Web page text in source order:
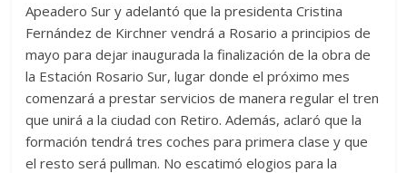
Apeadero Sur y adelantó que la presidenta Cristina
Fernández de Kirchner vendrá a Rosario a principios de
mayo para dejar inaugurada la finalización de la obra de
la Estación Rosario Sur, lugar donde el próximo mes
comenzará a prestar servicios de manera regular el tren
que unirá a la ciudad con Retiro. Además, aclaró que la
formación tendrá tres coches para primera clase y que
el resto será pullman. No escatimó elogios para la